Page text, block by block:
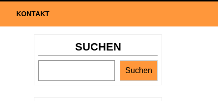
KONTAKT
SUCHEN
Suchen